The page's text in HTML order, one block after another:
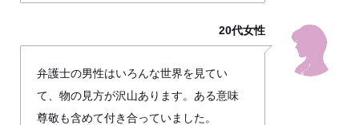
20代女性
弁護士の男性はいろんな世界を見てい
て、物の見方が沢山あります。ある意味
尊敬も含めて付き合っていました。